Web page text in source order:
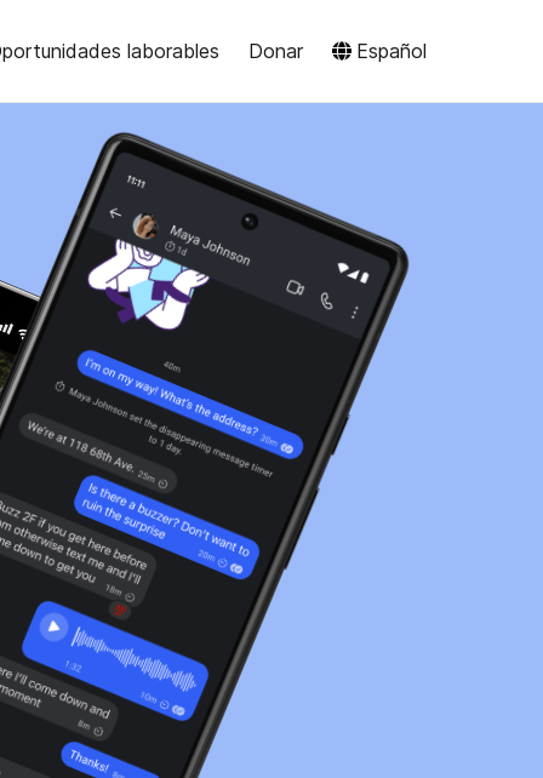
laborables Donar Español